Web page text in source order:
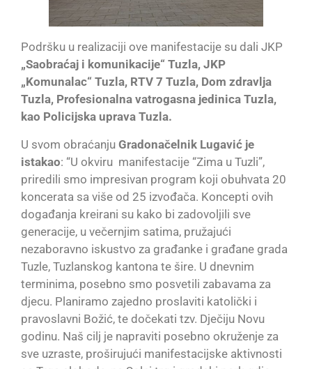
Podršku u realizaciji ove manifestacije su dali JKP
„Saobraćaj i komunikacije“ Tuzla, JKP
„Komunalac“ Tuzla, RTV 7 Tuzla, Dom zdravlja
Tuzla, Profesionalna vatrogasna jedinica Tuzla,
kao Policijska uprava Tuzla.
U svom obraćanju Gradonačelnik Lugavić je
istakao: “U okviru manifestacije “Zima u Tuzli”,
priredili smo impresivan program koji obuhvata 20
koncerata sa više od 25 izvođača. Koncepti ovih
događanja kreirani su kako bi zadovoljili sve
generacije, u večernjim satima, pružajući
nezaboravno iskustvo za građanke i građane grada
Tuzle, Tuzlanskog kantona te šire. U dnevnim
terminima, posebno smo posvetili zabavama za
djecu. Planiramo zajedno proslaviti katolički i
pravoslavni Božić, te dočekati tzv. Dječiju Novu
godinu. Naš cilj je napraviti posebno okruženje za
sve uzraste, proširujući manifestacijske aktivnosti